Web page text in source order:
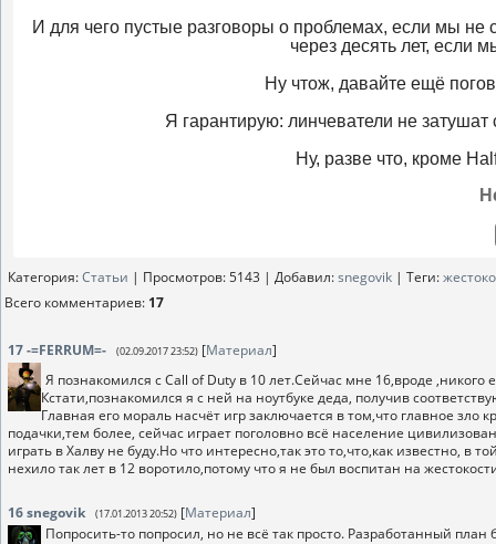
И для чего пустые разговоры о проблемах, если мы
через десять лет, если
Ну чтож, давайте ещё
Я гарантирую: линчеватели не
Ну, разве что, кроме
Категория:Статьи | Просмотров: 5143 | Добавил:snegovik | Теги:
Всего комментариев: 17
17-=FERRUM=- (02.09.2017 23:52) [Материал]
Я познакомился с Call of Duty в 10 лет.Сейчас мне 16,вроде
Кстати,познакомился я с ней на ноутбуке деда, получив
Главная его мораль насчёт игр заключается в том,что главное зло
подачки,тем более, сейчас играет поголовно всё население
играть в Халву не буду.Но что интересно,так это то,что,как известно,
нехило так лет в 12 воротило,потому что я не был воспитан на
16snegovik (17.01.2013 20:52) [Материал]
Попросить-то попросил, но не всё так просто. Разработанный план